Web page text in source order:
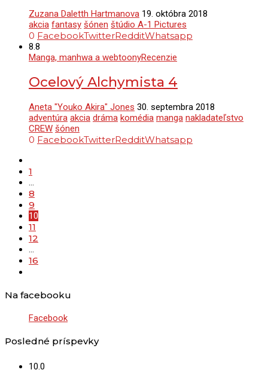
Zuzana Daletth Hartmanova 19. októbra 2018
akcia fantasy šónen štúdio A-1 Pictures
0 FacebookTwitterRedditWhatsapp
8.8
Manga, manhwa a webtoonyRecenzie
Ocelový Alchymista 4
Aneta "Youko Akira" Jones 30. septembra 2018
adventúra akcia dráma komédia manga nakladateľstvo
CREW šónen
0 FacebookTwitterRedditWhatsapp
1
…
8
9
10
11
12
…
16
Na facebooku
Facebook
Posledné príspevky
10.0